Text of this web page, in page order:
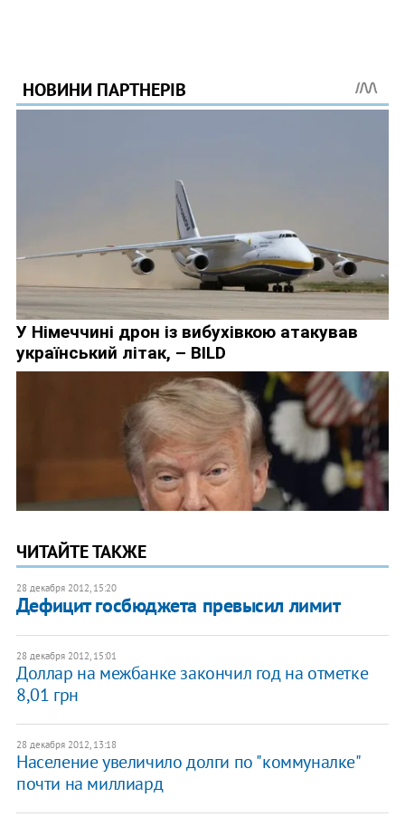
ЧИТАЙТЕ ТАКЖЕ
28 декабря 2012, 15:20
Дефицит госбюджета превысил лимит
28 декабря 2012, 15:01
Доллар на межбанке закончил год на отметке
8,01 грн
28 декабря 2012, 13:18
Население увеличило долги по "коммуналке"
почти на миллиард